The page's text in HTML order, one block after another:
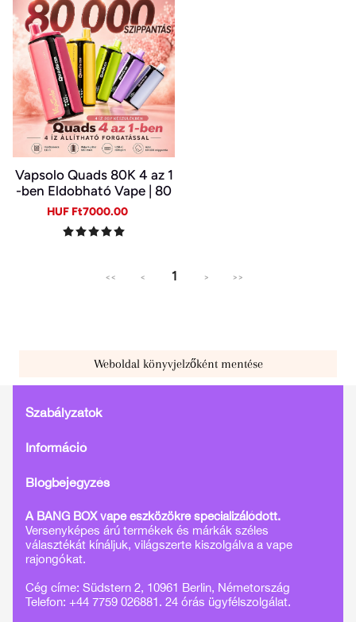
Vapsolo Quads 80K 4 az 1
-ben Eldobható Vape | 80
000 Slukk, Több Íz Egy Ké
szülékben
Sale
HUF Ft7000.00
<< < 1 > >>
Weboldal könyvjelzőként mentése
Szabályzatok
Információ
Blogbejegyzés
A BANG BOX vape eszközökre specializálódott.
Versenyképes árú termékek és márkák széles
választékát kínáljuk, világszerte kiszolgálva a vape
rajongókat.
Cég címe: Südstern 2, 10961 Berlin, Németország
Telefon: +44 7759 026881. 24 órás ügyfélszolgálat.